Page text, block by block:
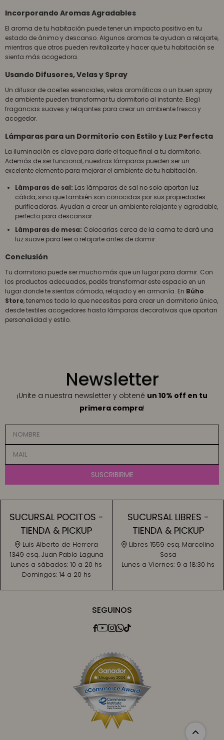
Incorporando Aromas Agradables
El aroma de tu habitación puede tener un impacto positivo en tu
estado de ánimo y descanso. Algunos aromas te ayudan a relajarte,
mientras que otros pueden revitalizarte y hacer que tu habitación se
sienta más acogedora.
Usando Difusores, Velas y Spray
Un difusor de aceites esenciales, velas aromáticas o un buen spray
de ambiente pueden transformar tu dormitorio al instante. Elegí
fragancias suaves y relajantes para crear un ambiente fresco y
acogedor.
Lámparas para un Dormitorio con Estilo y Luz Perfecta
La iluminación es clave para darle el toque final a tu dormitorio.
Además de ser funcional, nuestras lámparas pueden ser un
excelente elemento para mejorar el ambiente de tu habitación.
Lámparas de sal: Las lámparas de sal no solo aportan luz
cálida, sino que también son conocidas por sus propiedades
purificadoras. Ayudan a crear un ambiente relajante y agradable,
perfecto para descansar.
Lámparas de mesa: Colocarlas cerca de la cama te dará una
luz suave para leer o relajarte antes de dormir.
Conclusión
Tu dormitorio puede ser mucho más que un lugar para dormir. Con
los productos adecuados, podés transformar este espacio en un
lugar donde te sientas cómodo, relajado y en armonía. En Búho
Store, tenemos todo lo que necesitas para crear un dormitorio único,
desde textiles acogedores hasta lámparas decorativas que aportan
personalidad y estilo.
SEGUINOS

Newsletter
¡Unite a nuestra newsletter y obtené un 10% off en tu
primera compra!
SUSCRIBIRME
SUCURSAL POCITOS -
TIENDA & PICKUP
Luis Alberto de Herrera
1349 esq. Juan Pablo Laguna
Lunes a sábados: 10 a 20 hs
Domingos: 14 a 20 hs
SUCURSAL LIBRES -
TIENDA & PICKUP
Libres 1559 esq. Marcelino
Sosa
Lunes a Viernes: 9 a 18:30 hs